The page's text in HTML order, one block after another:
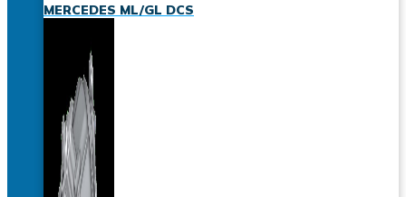
MERCEDES ML/GL DCS